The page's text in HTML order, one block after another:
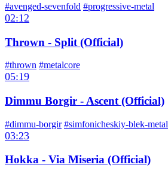
#avenged-sevenfold #progressive-metal
02:12
Thrown - Split (Official)
#thrown #metalcore
05:19
Dimmu Borgir - Ascent (Official)
#dimmu-borgir #simfonicheskiy-blek-metal
03:23
Hokka - Via Miseria (Official)